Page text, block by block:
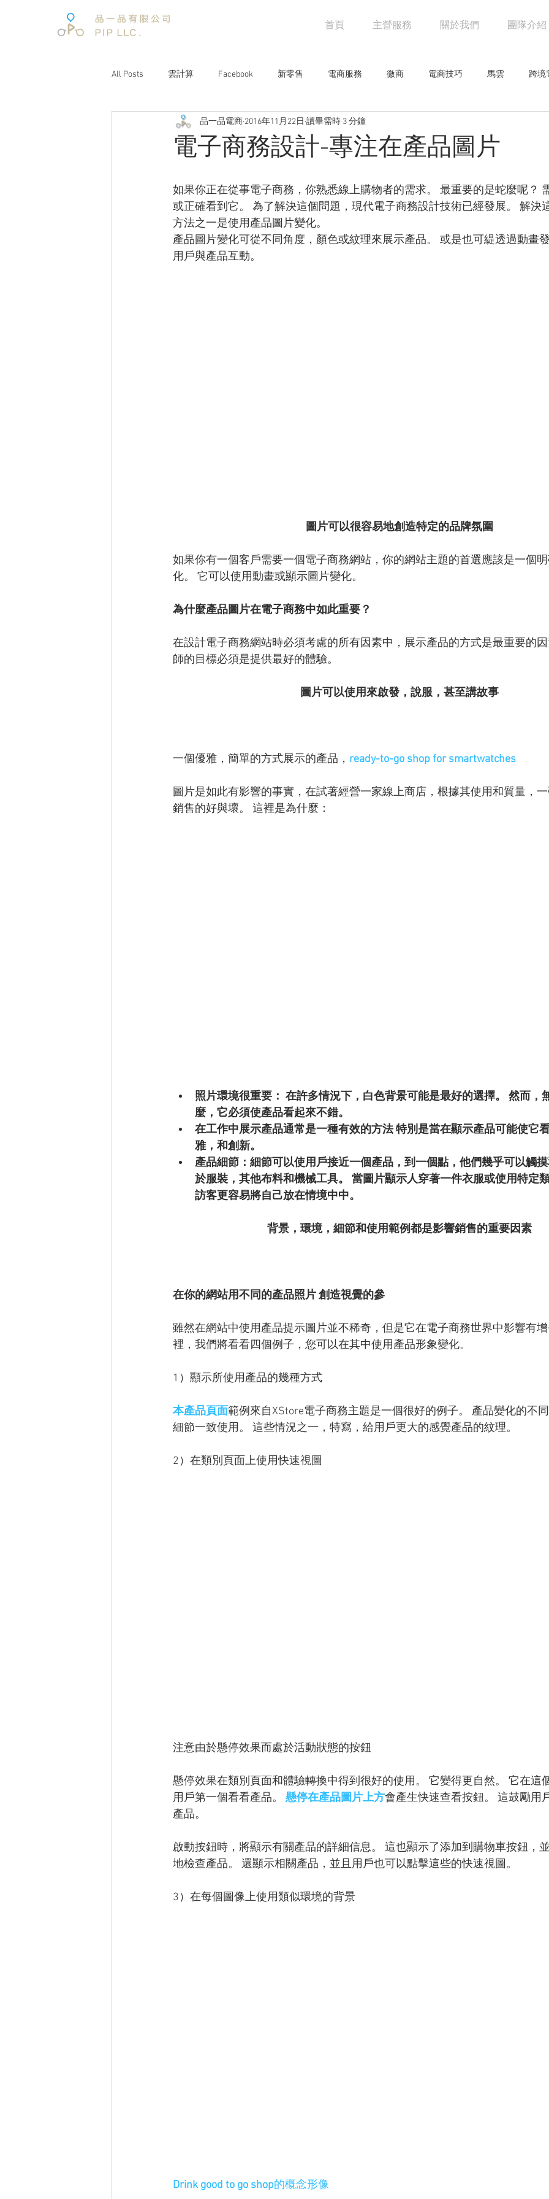
首頁 主營服務 關於我們 團隊介紹
All Posts 雲計算 Facebook 新零售 電商服務 微商 電商技巧 馬雲 跨境
電子商務報告 阿里巴巴 電商物流
阿里巴巴 未來零售
電子商務設計-專注在產品圖片
品一品電商 2016年11月22日 讀畢需時 3 分鐘
如果你正在從事電子商務，你熟悉線上購物者的需求。 最重要的是蛇麼呢？
或正確看到它。 為了解決這個問題，現代電子商務設計技術已經發展。 解決
方法之一是使用產品圖片變化。
產品圖片變化可從不同角度，顏色或紋理來展示產品。 或是也可緹透過動畫
用戶與產品互動。
圖片可以很容易地創造特定的品牌氛圍
如果你有一個客戶需要一個電子商務網站，你的網站主題的首選應該是一個
化。 它可以使用動畫或顯示圖片變化。
為什麼產品圖片在電子商務中如此重要？
在設計電子商務網站時必須考慮的所有因素中，展示產品的方式是最重要的
師的目標必須是提供最好的體驗。
圖片可以使用來啟發，說服，甚至講故事
一個優雅，簡單的方式展示的產品， ready-to-go shop for smartwatches
圖片是如此有影響的事實，在試著經營一家線上商店，根據其使用和質量，
銷售的好與壞。 這裡是為什麼：
照片環境很重要： 在許多情況下，白色背景可能是最好的選擇。 然而，
麼，它必須使產品看起來不錯。
在工作中展示產品通常是一種有效的方法 特別是當在顯示產品可能使它
雅，和創新。
產品細節：細節可以使用戶接近一個產品，到一個點，他們幾乎可以觸
於服裝，其他布料和機械工具。 當圖片顯示人穿著一件衣服或使用特定
訪客更容易將自己放在情境中中。
背景，環境，細節和使用範例都是影響銷售的重要因素
在你的網站用不同的產品照片 創造視覺的參
雖然在網站中使用產品提示圖片並不稀奇，但是它在電子商務世界中影響有
裡，我們將看看四個例子，您可以在其中使用產品形象變化。
1）顯示所使用產品的幾種方式
本產品頁面範例來自XStore電子商務主題是一個很好的例子。 產品變化的不
細節一致使用。 這些情況之一，特寫，給用戶更大的感覺產品的紋理。
2）在類別頁面上使用快速視圖
注意由於懸停效果而處於活動狀態的按鈕
懸停效果在類別頁面和體驗轉換中得到很好的使用。 它變得更自然。 它在這
用戶第一個看看產品。 懸停在產品圖片上方會產生快速查看按鈕。 這鼓勵用
產品。
啟動按鈕時，將顯示有關產品的詳細信息。 這也顯示了添加到購物車按鈕，
地檢查產品。 還顯示相關產品，並且用戶也可以點擊這些的快速視圖。
3）在每個圖像上使用類似環境的背景
Drink good to go shop的概念形像